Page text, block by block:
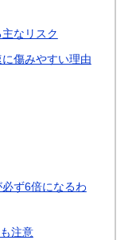
なリスク
傷みやすい理由
ず6倍になるわ
注意